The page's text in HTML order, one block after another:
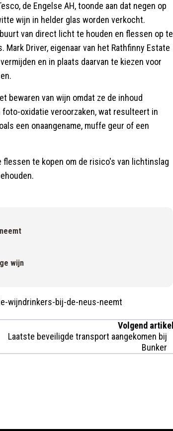
de Engelse AH, toonde aan dat negen op
wijn in helder glas worden verkocht.
van direct licht te houden en flessen op te
Driver, eigenaar van het Rathfinny Estate
en in plaats daarvan te kiezen voor
bewaren van wijn omdat ze de inhoud
oxidatie veroorzaken, wat resulteert in
een onaangename, muffe geur of een
te kopen om de risico's van lichtinslag
wijn
wijndrinkers-bij-de-neus-neemt
Volgend artikel
Laatste beveiligde transport aangekomen bij
Bunker